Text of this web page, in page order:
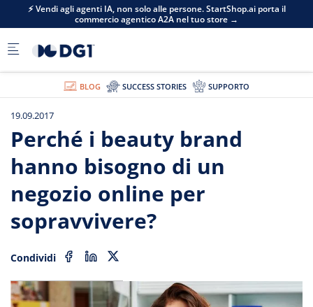
Skip to main content
⚡ Vendi agli agenti IA, non solo alle persone. StartShop.ai porta il
commercio agentico A2A nel tuo store →
BLOG SUCCESS STORIES SUPPORTO
19.09.2017
Perché i beauty brand
hanno bisogno di un
negozio online per
sopravvivere?
Condividi